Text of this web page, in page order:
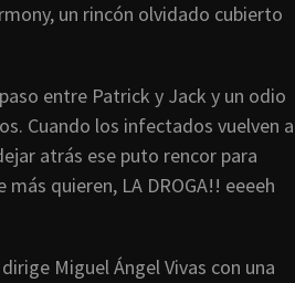
un rincón olvidado cubierto
entre Patrick y Jack y un odio
Cuando los infectados vuelven a
atrás ese puto rencor para
quieren, LA DROGA!! eeeeh
Miguel Ángel Vivas con una